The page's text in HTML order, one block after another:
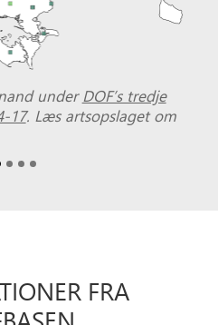
under DOF’s tredje
17. Læs artsopslaget om
FRA